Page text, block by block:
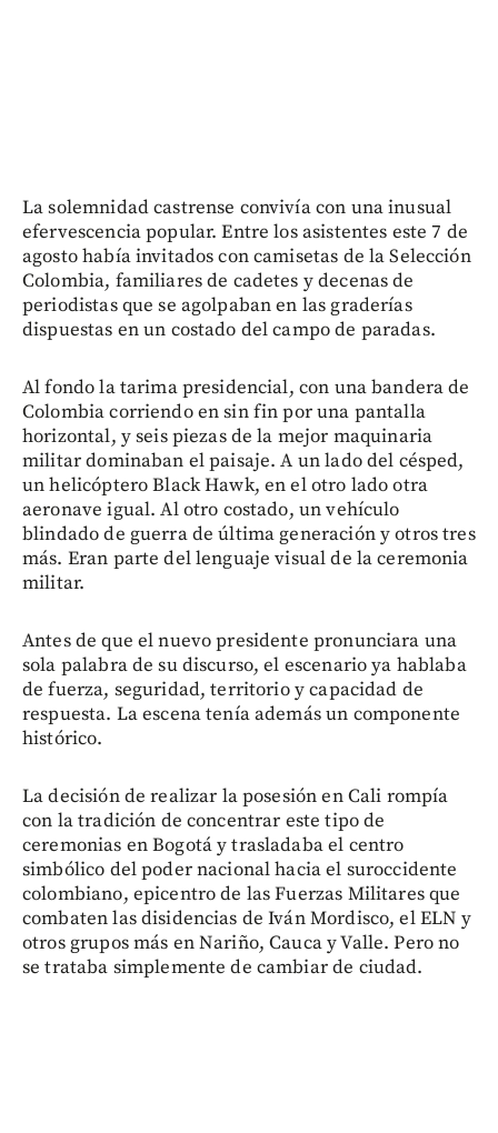
La solemnidad castrense convivía con una inusual
efervescencia popular. Entre los asistentes este 7 de
agosto había invitados con camisetas de la Selección
Colombia, familiares de cadetes y decenas de
periodistas que se agolpaban en las graderías
dispuestas en un costado del campo de paradas.
Al fondo la tarima presidencial, con una bandera de
Colombia corriendo en sin fin por una pantalla
horizontal, y seis piezas de la mejor maquinaria
militar dominaban el paisaje. A un lado del césped,
un helicóptero Black Hawk, en el otro lado otra
aeronave igual. Al otro costado, un vehículo
blindado de guerra de última generación y otros tres
más. Eran parte del lenguaje visual de la ceremonia
militar.
Antes de que el nuevo presidente pronunciara una
sola palabra de su discurso, el escenario ya hablaba
de fuerza, seguridad, territorio y capacidad de
respuesta. La escena tenía además un componente
histórico.
La decisión de realizar la posesión en Cali rompía
con la tradición de concentrar este tipo de
ceremonias en Bogotá y trasladaba el centro
simbólico del poder nacional hacia el suroccidente
colombiano, epicentro de las Fuerzas Militares que
combaten las disidencias de Iván Mordisco, el ELN y
otros grupos más en Nariño, Cauca y Valle. Pero no
se trataba simplemente de cambiar de ciudad.